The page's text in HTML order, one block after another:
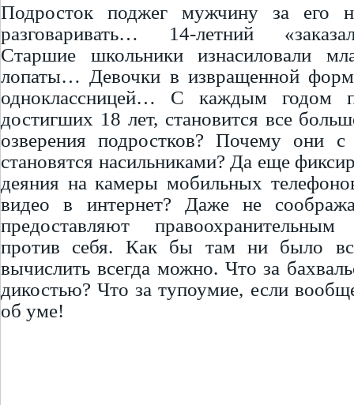
Подросток поджег мужчину за его
разговаривать… 14-летний
Старшие школьники изнасиловали
лопаты… Девочки в извращенной
одноклассницей… С каждым годом
достигших 18 лет, становится все
озверения подростков? Почему они с
становятся насильниками? Да еще
деяния на камеры мобильных
видео в интернет? Даже не
предоставляют
против себя. Как бы там ни было все
вычислить всегда можно. Что за
дикостью? Что за тупоумие, если
об уме!